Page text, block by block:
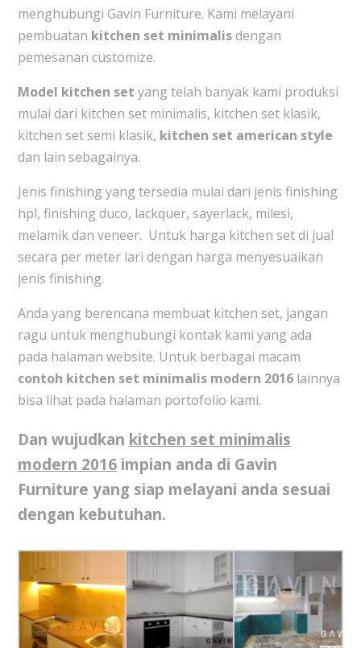
menghubungi Gavin Furniture. Kami melayani
pembuatan kitchen set minimalisdengan
pemesanan customize.
Model kitchen set yang telah banyak kami produksi
mulai dari kitchen set minimalis, kitchen set klasik,
kitchen set semi klasik, kitchen set american style
dan lain sebagainya.
Jenis finishing yang tersedia mulai dari jenis finishing
hpl, finishing duco, lackquer, sayerlack, milesi,
melamik dan veneer. Untuk harga kitchen set di jual
secara per meter lari dengan harga menyesuaikan
jenis finishing.
Anda yang berencana membuat kitchen set, jangan
ragu untuk menghubungi kontak kami yang ada
pada halaman website. Untuk berbagai macam
contoh kitchen set minimalis modern 2016lainnya
bisa lihat pada halaman portofolio kami.
Dan wujudkan kitchen set minimalis
modern 2016impian anda di Gavin
Furniture yang siap melayani anda sesuai
dengan kebutuhan.